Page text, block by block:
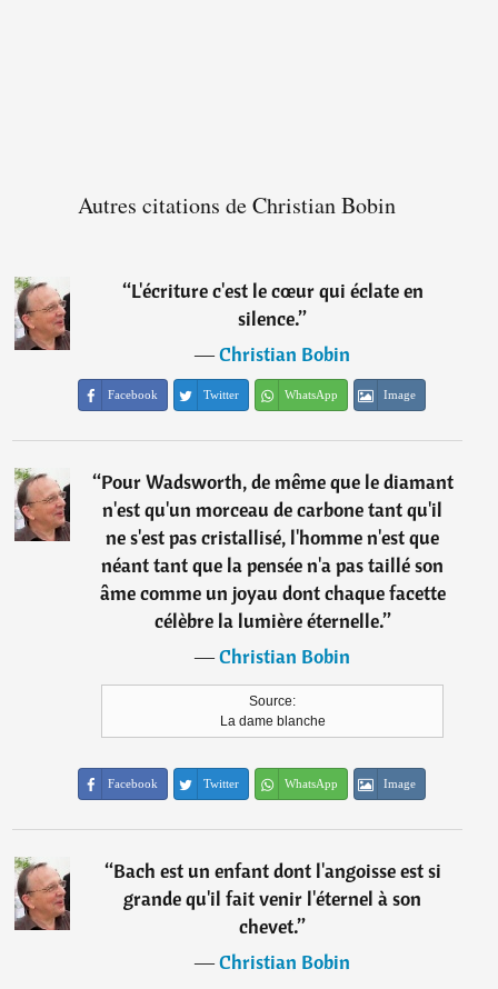
Autres citations de Christian Bobin
“L'écriture c'est le cœur qui éclate en
silence.”
―Christian Bobin
Facebook Twitter WhatsApp Image
“Pour Wadsworth, de même que le diamant
n'est qu'un morceau de carbone tant qu'il
ne s'est pas cristallisé, l'homme n'est que
néant tant que la pensée n'a pas taillé son
âme comme un joyau dont chaque facette
célèbre la lumière éternelle.”
―Christian Bobin
Source:
La dame blanche
Facebook Twitter WhatsApp Image
“Bach est un enfant dont l'angoisse est si
grande qu'il fait venir l'éternel à son
chevet.”
―Christian Bobin